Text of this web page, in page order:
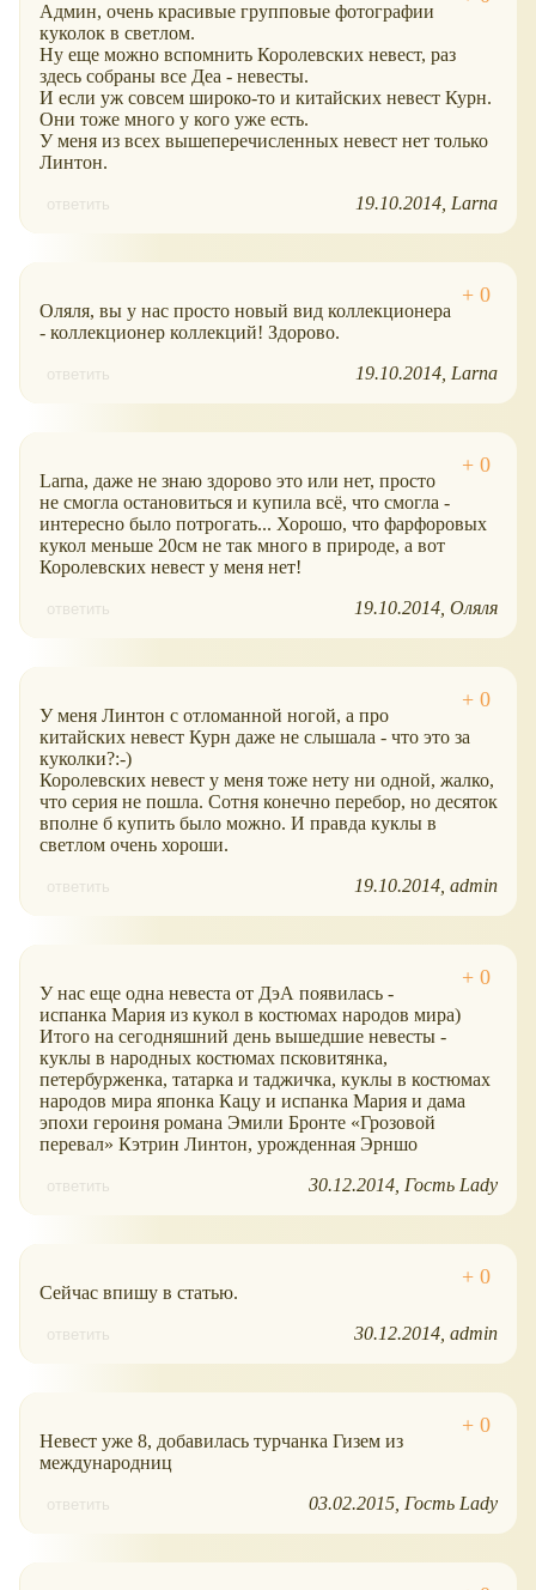
Админ, очень красивые групповые фотографии
куколок в светлом.
Ну еще можно вспомнить Королевских невест, раз
здесь собраны все Деа - невесты.
И если уж совсем широко-то и китайских невест Курн.
Они тоже много у кого уже есть.
У меня из всех вышеперечисленных невест нет только
Линтон.
ответить 19.10.2014 Larna
Оляля, вы у нас просто новый вид коллекционера
- коллекционер коллекций! Здорово.
ответить 19.10.2014 Larna
Larna, даже не знаю здорово это или нет, просто
не смогла остановиться и купила всё, что смогла -
интересно было потрогать... Хорошо, что фарфоровых
кукол меньше 20см не так много в природе, а вот
Королевских невест у меня нет!
ответить 19.10.2014 Оляля
У меня Линтон с отломанной ногой, а про
китайских невест Курн даже не слышала - что это за
куколки?:-)
Королевских невест у меня тоже нету ни одной, жалко,
что серия не пошла. Сотня конечно перебор, но десяток
вполне б купить было можно. И правда куклы в
светлом очень хороши.
ответить 19.10.2014 admin
У нас еще одна невеста от ДэА появилась -
испанка Мария из кукол в костюмах народов мира)
Итого на сегодняшний день вышедшие невесты -
куклы в народных костюмах псковитянка,
петербурженка, татарка и таджичка, куклы в костюмах
народов мира японка Кацу и испанка Мария и дама
эпохи героиня романа Эмили Бронте
Грозовой
перевал
Кэтрин Линтон, урожденная Эрншо
ответить 30.12.2014 Гость Lady
Сейчас впишу в статью.
ответить 30.12.2014 admin
Невест уже 8, добавилась турчанка Гизем из
международниц
ответить 03.02.2015 Гость Lady